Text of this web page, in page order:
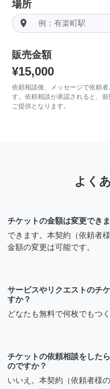
場所
room
販売金額
¥15,000
依頼相談後、メッセージで依頼
す。依頼相談が承認されると、
ご提供となります。
よく
チケットの金額は変更でき
できます。本契約（依頼者
金額の変更は可能です。
サービスやリクエストのチ
すか？
どなたも無料で何枚でもつ
チケットの依頼相談をした
のですか？
いいえ。本契約（依頼者様